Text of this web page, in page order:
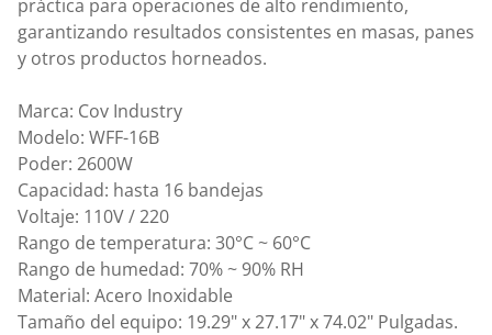
práctica para operaciones de alto rendimiento,
garantizando resultados consistentes en masas, panes
y otros productos horneados.
Marca: Cov Industry
Modelo: WFF-16B
Poder: 2600W
Capacidad: hasta 16 bandejas
Voltaje: 110V / 220
Rango de temperatura: 30°C ~ 60°C
Rango de humedad: 70% ~ 90% RH
Material: Acero Inoxidable
Tamaño del equipo: 19.29" x 27.17" x 74.02" Pulgadas.